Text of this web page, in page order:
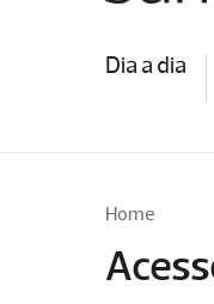
Dia a dia
Home